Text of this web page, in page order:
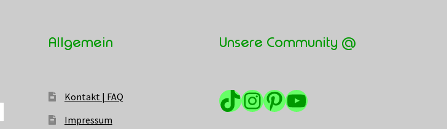
Allgemein
Kontakt | FAQ
Impressum
Unsere Community @
TikTok
Instagram
Pinterest
YouTube